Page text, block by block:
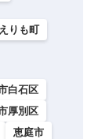
えりも町
白石区
厚別区
恵庭市